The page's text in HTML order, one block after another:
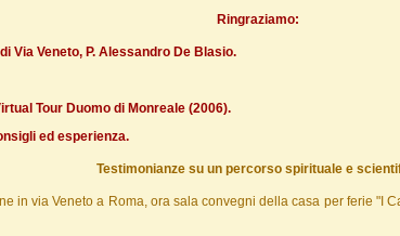
Ringraziamo:
Via Veneto, P. Alessandro De Blasio.
Tour Duomo di Monreale (2006).
ed esperienza.
Testimonianze su un percorso spirituale e
in via Veneto a Roma, ora sala convegni della casa per ferie "I